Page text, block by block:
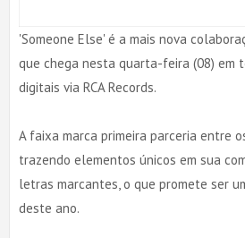
'Someone Else' é a mais nova
que chega nesta quarta-feira (08) em
digitais via RCA Records.
A faixa marca primeira parceria entre
trazendo elementos únicos em sua
letras marcantes, o que promete ser
deste ano.